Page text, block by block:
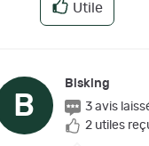
Utile
B
Bisking
3 avis
2 utiles